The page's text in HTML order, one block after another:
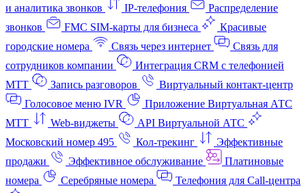
и аналитика звонков
IP-телефония
Распределение
звонков
FMC SIM-карты для бизнеса
Красивые
городские номера
Связь через интернет
Связь для
сотрудников компании
Интеграция CRM с телефонией
МТТ
Запись разговоров
Виртуальный контакт‑центр
Голосовое меню IVR
Приложение Виртуальная АТС
МТТ
Web-виджеты
API Виртуальной АТС
Московский номер 495
Кол-трекинг
Эффективные
продажи
Эффективное обслуживание
Платиновые
номера
Серебряные номера
Телефония для Call-центра